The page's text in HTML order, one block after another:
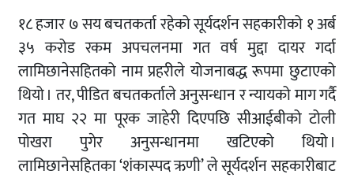
१८ हजार ७ सय बचतकर्ता रहेको सूर्यदर्शन सहकारीको १ अर्ब
३५ करोड रकम अपचलनमा गत वर्ष मुद्दा दायर गर्दा
लामिछानेसहितको नाम प्रहरीले योजनाबद्ध रूपमा छुटाएको
थियो । तर, पीडित बचतकर्ताले अनुसन्धान र न्यायको माग गर्दै
गत माघ २२ मा पूरक जाहेरी दिएपछि सीआईबीको टोली
पोखरा पुगेर अनुसन्धानमा खटिएको थियो ।
लामिछानेसहितका ‘शंकास्पद ऋणी’ ले सूर्यदर्शन सहकारीबाट